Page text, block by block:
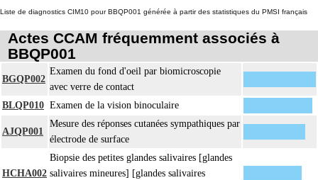
Liste de diagnostics CIM10 pour BBQP001 générée à partir des statistiques du PMSI français
Actes CCAM fréquemment associés à
BBQP001
BGQP002
Examen du fond d'oeil par biomicroscopie
avec verre de contact
BLQP010 Examen de la vision binoculaire
AJQP001
Mesure des réponses cutanées sympathiques par
électrode de surface
HCHA002
Biopsie des petites glandes salivaires [glandes
salivaires mineures] [glandes salivaires